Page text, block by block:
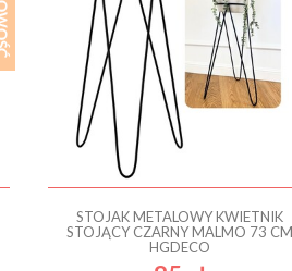
STOJAK METALOWY KWIETNIK
STOJĄCY CZARNY MALMO 73 CM
HGDECO